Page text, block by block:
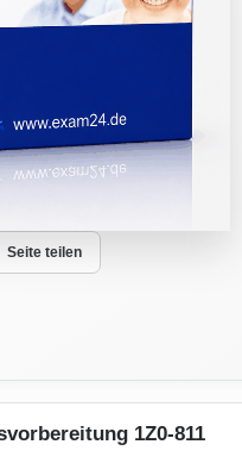
Seite teilen
1Z0-811